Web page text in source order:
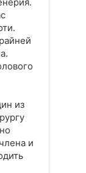
из
и